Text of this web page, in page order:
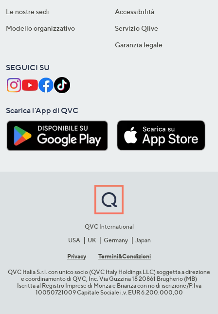
Le nostre sedi
Modello organizzativo
Accessibilità
Servizio Qlive
Garanzia legale
SEGUICI SU
Scarica l'App di QVC
QVC International
USA
UK Germany Japan
Privacy Termini&C​ondizioni
QVC Italia S.r.l. con unico socio (QVC Italy Holdings LLC) soggetta a direzione
e coordinamento di QVC, Inc. Via Guzzina 18 20861 Brugherio (MB)​
Iscritta al Registro Imprese di Monza e Brianza con no di iscrizione/P.Iva
10050721009 Capitale Sociale i.v. EUR 6.200.000,00​